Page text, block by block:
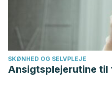
SKØNHED OG SELVPLEJE
Ansigtsplejerutine